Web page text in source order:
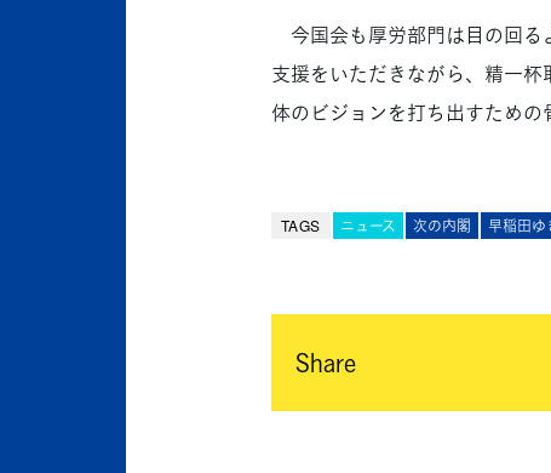
今国会も厚労部門は目の回る
支援をいただきながら、精一
体のビジョンを打ち出すための
TAGS ニュース 次の内閣 早稲田ゆ
Share